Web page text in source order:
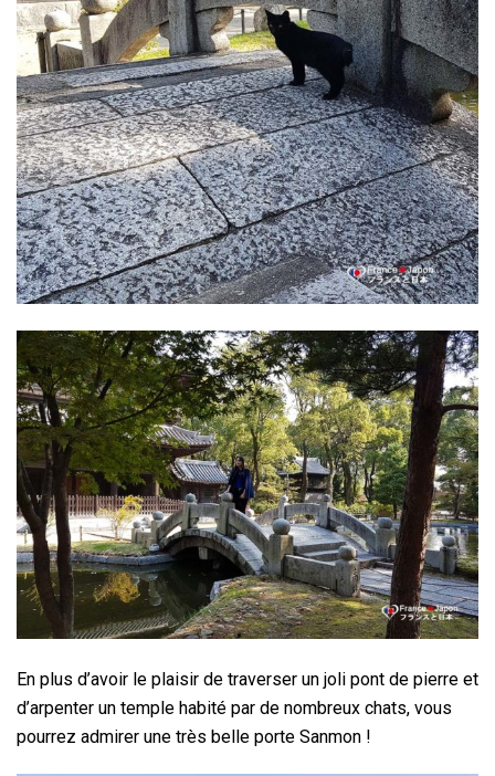
En plus d’avoir le plaisir de traverser un joli pont de pierre et
d’arpenter un temple habité par de nombreux chats, vous
pourrez admirer une très belle porte Sanmon !